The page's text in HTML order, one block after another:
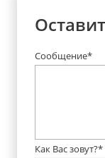
Сообщение*
Как Вас зовут?*